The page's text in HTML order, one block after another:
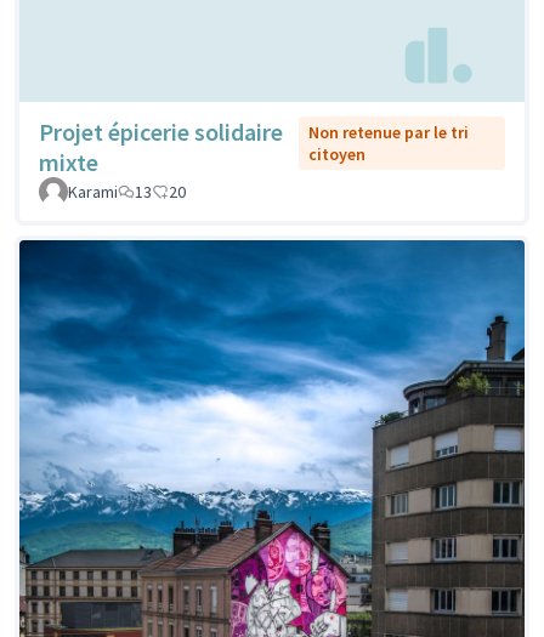
Projet épicerie solidaire
mixte
Non retenue par le tri
citoyen
Karami
13 20